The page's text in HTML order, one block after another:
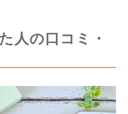
人の口コミ・